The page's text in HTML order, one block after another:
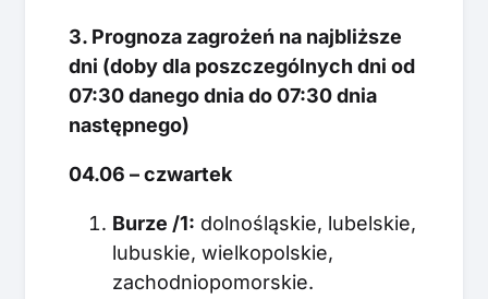
3. Prognoza zagrożeń na najbliższe
dni (doby dla poszczególnych dni od
07:30 danego dnia do 07:30 dnia
następnego)
04.06 – czwartek
Burze /1: dolnośląskie, lubelskie,
lubuskie, wielkopolskie,
zachodniopomorskie.